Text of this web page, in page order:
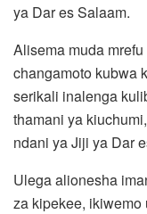
ya Dar es Salaam.
Alisema muda
changamoto kubwa
serikali inalenga
thamani ya
ndani ya Jiji ya Dar
Ulega alionesha
za kipekee,